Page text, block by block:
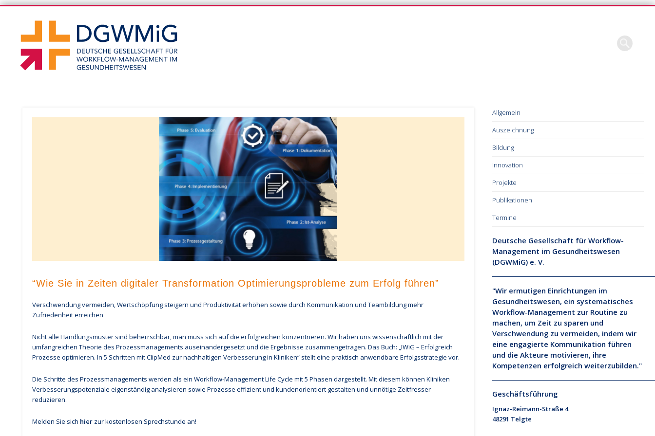
DGWMiG-Blog
“Wie Sie in Zeiten digitaler Transformation Optimierungsprobleme zum Erfolg führen”
Verschwendung vermeiden, Wertschöpfung steigern und Produktivität erhöhen sowie durch Kommunikation und Teambildung mehr
Zufriedenheit erreichen
Nicht alle Handlungsmuster sind beherrschbar, man muss sich auf die erfolgreichen konzentrieren. Wir haben uns wissenschaftlich mit der
umfangreichen Theorie des Prozessmanagements auseinandergesetzt und die Ergebnisse zusammengetragen. Das Buch: „IWiG – Erfolgreich
Prozesse optimieren. In 5 Schritten mit ClipMed zur nachhaltigen Verbesserung in Kliniken“ stellt eine praktisch anwendbare Erfolgsstrategie vor.
Die Schritte des Prozessmanagements werden als ein Workflow-Management Life Cycle mit 5 Phasen dargestellt. Mit diesem können Kliniken
Verbesserungspotenziale eigenständig analysieren sowie Prozesse effizient und kundenorientiert gestalten und unnötige Zeitfresser
reduzieren.
Melden Sie sich hier zur kostenlosen Sprechstunde an!
Allgemein
Auszeichnung
Bildung
Innovation
Projekte
Publikationen
Termine
Deutsche Gesellschaft für Workflow-
Management im Gesundheitswesen
(DGWMiG) e. V.
"Wir ermutigen Einrichtungen im
Gesundheitswesen, ein systematisches
Workflow-Management zur Routine zu
machen, um Zeit zu sparen und
Verschwendung zu vermeiden, indem wir
eine engagierte Kommunikation führen
und die Akteure motivieren, ihre
Kompetenzen erfolgreich weiterzubilden."
Geschäftsführung
Ignaz-Reimann-Straße 4
48291 Telgte